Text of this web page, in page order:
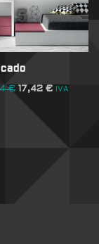
€ 17,42€ IVA